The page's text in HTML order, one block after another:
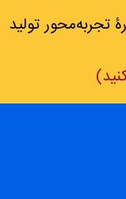
8 هفته – دورۀ تجربه‌محور تولید